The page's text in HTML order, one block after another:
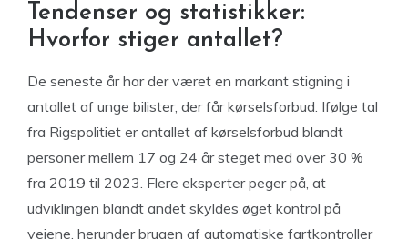
Tendenser og statistikker:
Hvorfor stiger antallet?
De seneste år har der været en markant stigning i
antallet af unge bilister, der får kørselsforbud. Ifølge tal
fra Rigspolitiet er antallet af kørselsforbud blandt
personer mellem 17 og 24 år steget med over 30 %
fra 2019 til 2023. Flere eksperter peger på, at
udviklingen blandt andet skyldes øget kontrol på
vejene, herunder brugen af automatiske fartkontroller